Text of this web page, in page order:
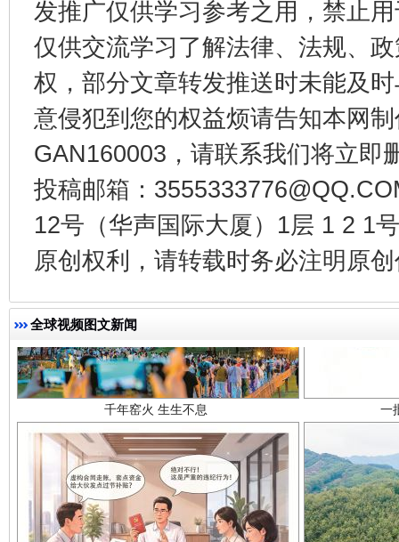
发推广仅供学习参考之用，禁止
仅供交流学习了解法律、法规、
权，部分文章转发推送时未能及
意侵犯到您的权益烦请告知本网
GAN160003，请联系我们将立即
投稿邮箱：
12号（华声国际大厦）1层 1 2 1
原创权利，请转载时务必注明原
全球视频图文新闻
东山县通报“牛蛙产品抗生素超标问题” 法
千年窑火 生生不息